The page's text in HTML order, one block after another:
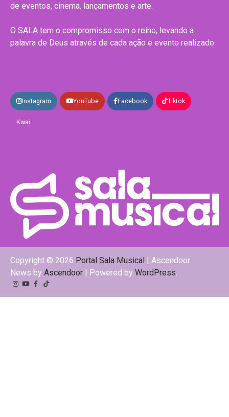
de eventos, cinema, lançamentos e arte.
O SALA tem o compromisso com o reino, levando a
palavra de Deus através de cada ação e evento realizado.
Instagram YouTube Facebook Tiktok
Kwai
Copyright © 2026 Portal Sala Musical | Ascendoor
News by Ascendoor | Powered by WordPress.
Instagram
YouTube
Facebook
Tiktok